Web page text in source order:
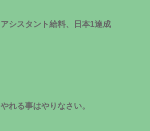
アシスタント給料、日本1達成
やれる事はやりなさい。